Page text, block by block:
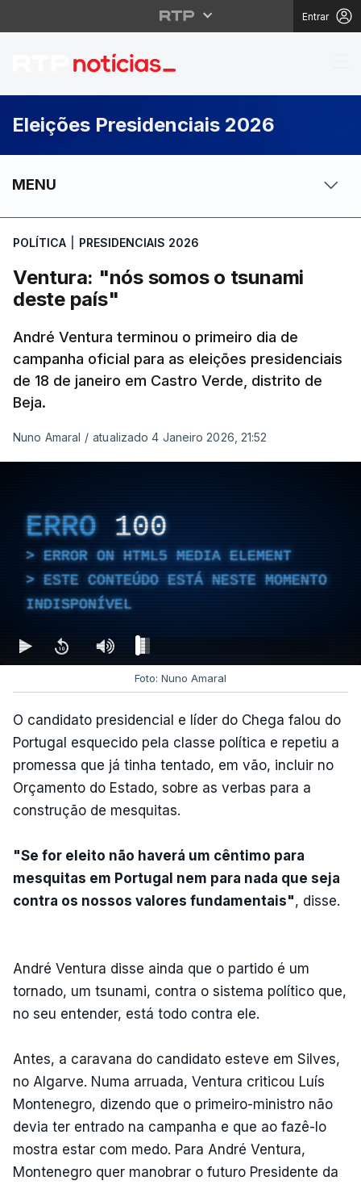
Entrar
Ventura: "nós somos
Eleições Presidenciais 2026
MENU
POLÍTICA PRESIDENCIAIS 2026
Ventura: "nós somos o tsunami
deste país"
André Ventura terminou o primeiro dia de
campanha oficial para as eleições presidenciais
de 18 de janeiro em Castro Verde, distrito de
Beja.
Nuno Amaral / atualizado 4 Janeiro 2026, 21:52
ERRO 100
ERROR ON HTML5 MEDIA ELEMENT
ESTE CONTEÚDO ESTÁ NESTE MOMENTO
INDISPONÍVEL
Foto: Nuno Amaral
O candidato presidencial e líder do Chega falou do
Portugal esquecido pela classe política e repetiu a
promessa que já tinha tentado, em vão, incluir no
Orçamento do Estado, sobre as verbas para a
construção de mesquitas.
"Se for eleito não haverá um cêntimo para
mesquitas em Portugal nem para nada que seja
contra os nossos valores fundamentais", disse.
André Ventura disse ainda que o partido é um
tornado, um tsunami, contra o sistema político que,
no seu entender, está todo contra ele.
Antes, a caravana do candidato esteve em Silves,
no Algarve. Numa arruada, Ventura criticou Luís
Montenegro, dizendo que o primeiro-ministro não
devia ter entrado na campanha e que ao fazê-lo
mostra estar com medo. Para André Ventura,
Montenegro quer manobrar o futuro Presidente da